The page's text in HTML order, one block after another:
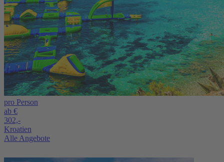
pro Person
ab €
302,-
Kroatien
Alle Angebote